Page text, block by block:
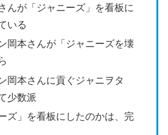
んが「ジャニーズ」を看板に
いる
岡本さんが「ジャニーズを壊
岡本さんに貢ぐジャニヲタ
少数派
ズ」を看板にしたのかは、完